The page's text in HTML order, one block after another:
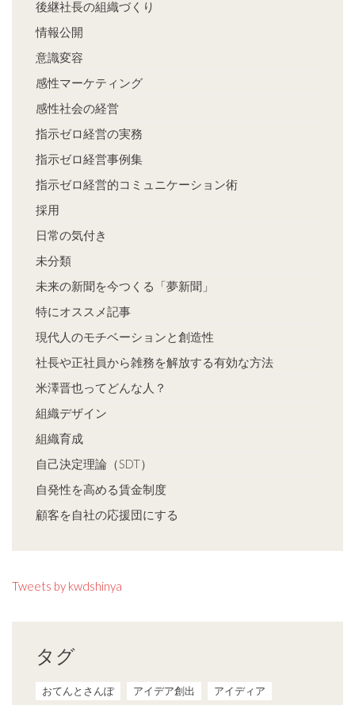
後継社長の組織づくり
情報公開
意識変容
感性マーケティング
感性社会の経営
指示ゼロ経営の実務
指示ゼロ経営事例集
指示ゼロ経営的コミュニケーション術
採用
日常の気付き
未分類
未来の新聞を今つくる「夢新聞」
特にオススメ記事
現代人のモチベーションと創造性
社長や正社員から雑務を解放する有効な方法
米澤晋也ってどんな人？
組織デザイン
組織育成
自己決定理論（SDT）
自発性を高める賃金制度
顧客を自社の応援団にする
Tweets by kwdshinya
タグ
おてんとさんぽ アイデア創出
アイディア